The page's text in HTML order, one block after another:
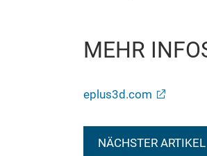
MEHR
eplus3d.com
NÄCHSTER ARTIKEL